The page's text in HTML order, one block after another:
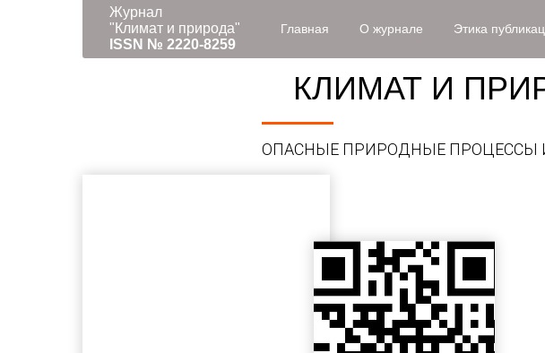
Журнал
"Климат и природа"
ISSN № 2220-8259
Главная О журнале Этика
КЛИМАТ И
ОПАСНЫЕ ПРИРОДНЫЕ ПРОЦЕССЫ